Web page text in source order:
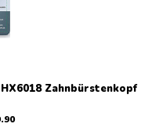
Zahnbürstenkopf
.90